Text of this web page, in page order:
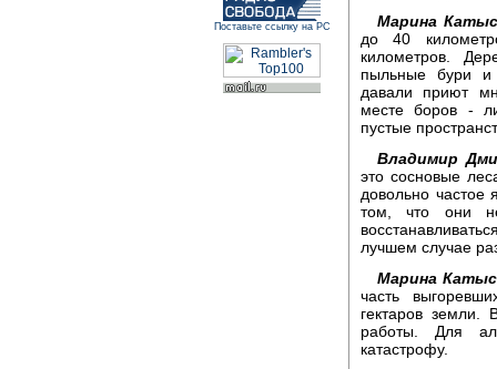
Поставьте ссылку на РС
Марина
до 40
километров.
пыльные бури и
давали приют
месте боров -
пустые
Владимир
это сосновые
довольно частое
том, что они
лучшем случае
Марина
часть
гектаров земли.
работы. Для
катастрофу.